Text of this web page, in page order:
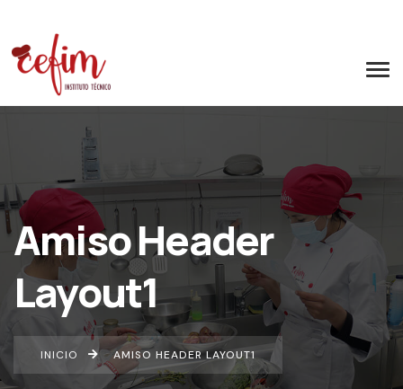
Amiso Header
Layout1
INICIO AMISO HEADER LAYOUT1